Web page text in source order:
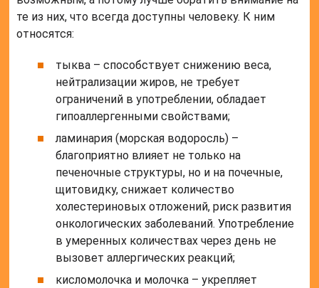
те из них, что всегда доступны человеку. К ним
относятся:
тыква – способствует снижению веса,
нейтрализации жиров, не требует
ограничений в употреблении, обладает
гипоаллергенными свойствами;
ламинария (морская водоросль) –
благоприятно влияет не только на
печеночные структуры, но и на почечные,
щитовидку, снижает количество
холестериновых отложений, риск развития
онкологических заболеваний. Употребление
в умеренных количествах через день не
вызовет аллергических реакций;
кисломолочка и молочка – укрепляет